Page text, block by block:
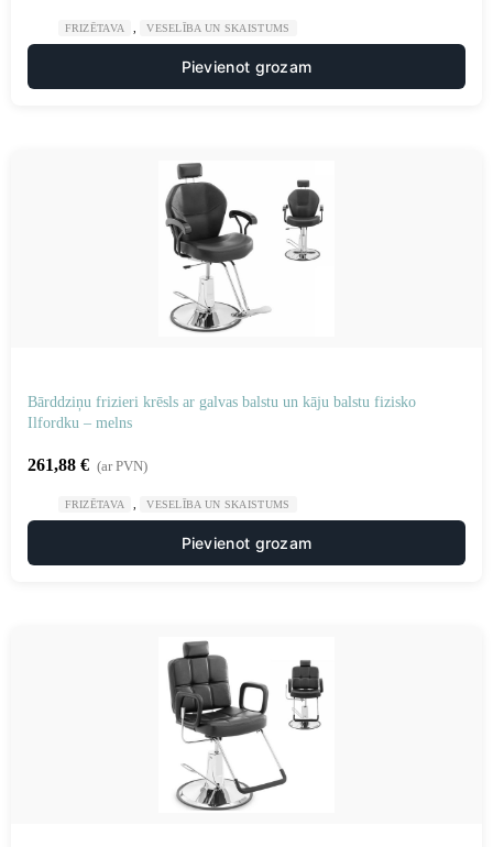
FRIZĒTAVA VESELĪBA UN SKAISTUMS
Pievienot grozam
Bārddziņu frizieri krēsls ar galvas balstu un kāju balstu fizisko
Ilfordku – melns
261,88 € (ar PVN)
FRIZĒTAVA VESELĪBA UN SKAISTUMS
Pievienot grozam